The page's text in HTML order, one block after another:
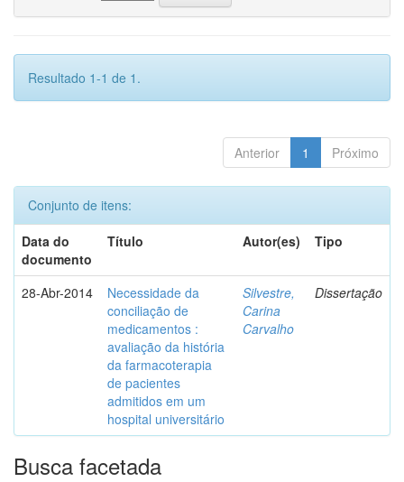
Resultado 1-1 de 1.
Anterior 1 Próximo
Conjunto de itens:
Data do
documento
Título Autor(es) Tipo
28-Abr-2014
Necessidade da
conciliação de
medicamentos :
avaliação da história
da farmacoterapia
de pacientes
admitidos em um
hospital universitário
Silvestre,
Carina
Carvalho
Dissertação
Busca facetada